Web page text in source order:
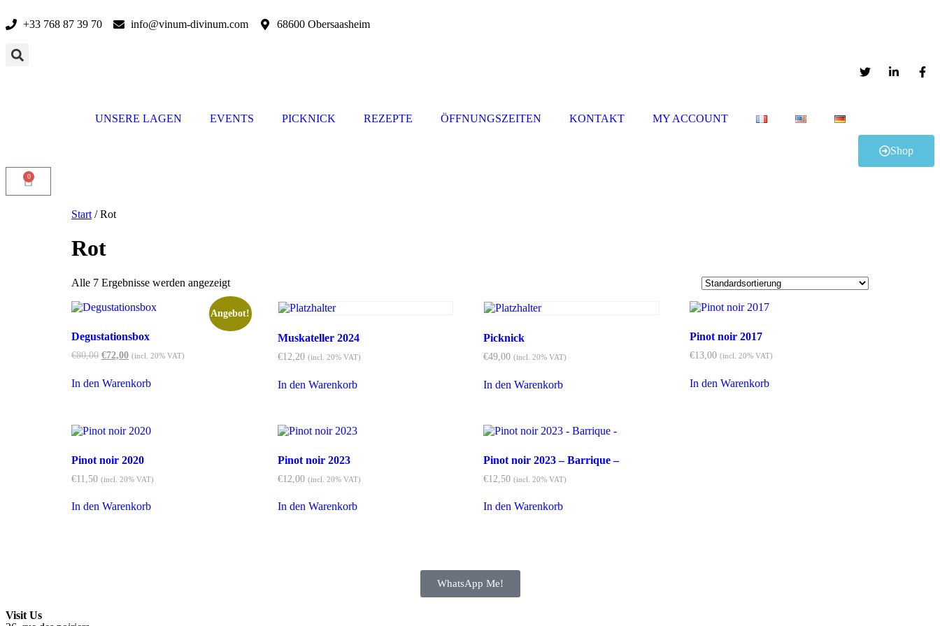
+33 768 87 39 70 info@vinum-divinum.com 68600 Obersaasheim
UNSERE LAGEN EVENTS PICKNICK REZEPTE ÖFFNUNGSZEITEN KONTAKT MY ACCOUNT
Shop
0
Start / Rot
Rot
Alle 7 Ergebnisse werden angezeigt
Angebot!
Degustationsbox
€80,00 €72,00 (incl. 20% VAT)
In den Warenkorb
Muskateller 2024
€12,20 (incl. 20% VAT)
In den Warenkorb
Picknick
€49,00 (incl. 20% VAT)
In den Warenkorb
Pinot noir 2017
€13,00 (incl. 20% VAT)
In den Warenkorb
Pinot noir 2020
€11,50 (incl. 20% VAT)
In den Warenkorb
Pinot noir 2023
€12,00 (incl. 20% VAT)
In den Warenkorb
Pinot noir 2023 – Barrique –
€12,50 (incl. 20% VAT)
In den Warenkorb
WhatsApp Me!
Visit Us